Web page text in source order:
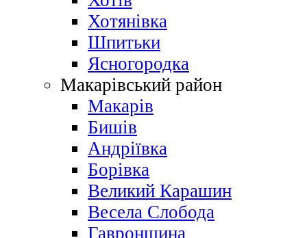
Хотянівка
Шпитьки
Ясногородка
Макарівський район
Макарів
Бишів
Андріївка
Борівка
Великий Карашин
Весела Слобода
Гавронщина